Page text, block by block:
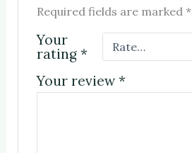
Required fields are marked*
Your
rating*
Your review*